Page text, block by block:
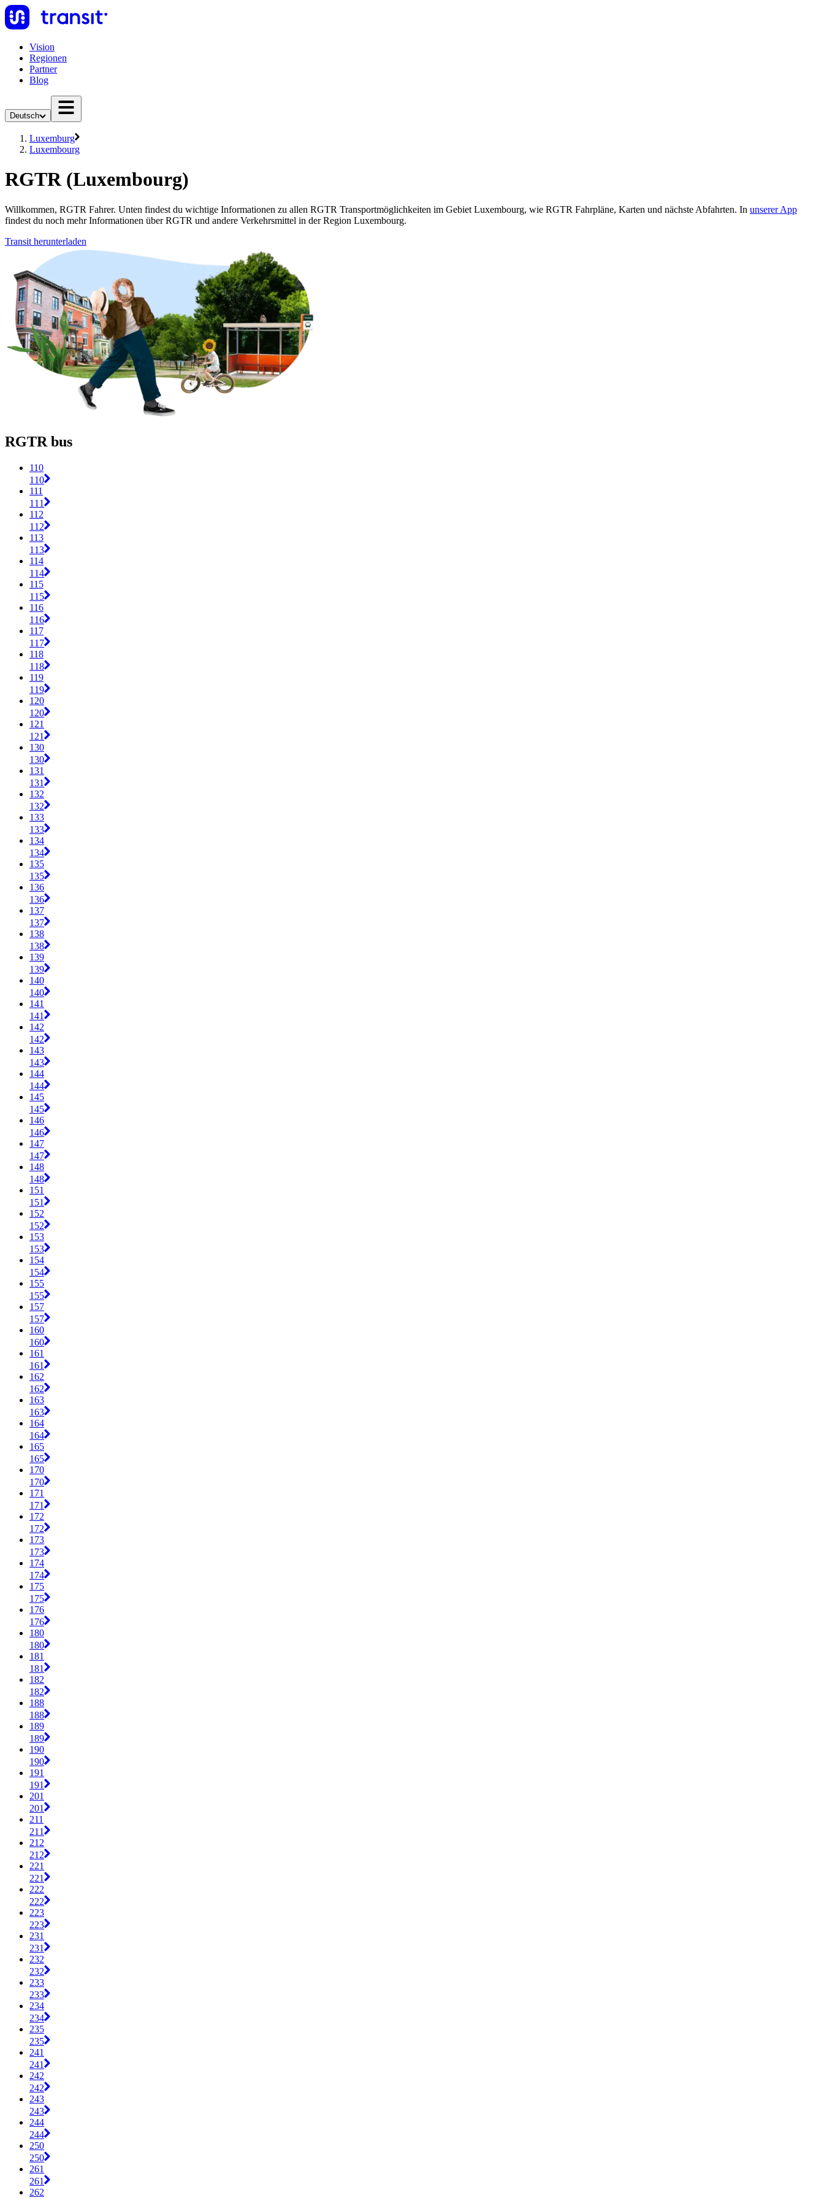
Vision
Regionen
Partner
Blog
Deutsch
Luxemburg
Luxembourg
RGTR (Luxembourg)
Willkommen, RGTR Fahrer. Unten findest du wichtige Informationen zu allen RGTR Transportmöglichkeiten im Gebiet Luxembourg, wie RGTR Fahrpläne, Karten und nächste Abfahrten. In unserer App
findest du noch mehr Informationen über RGTR und andere Verkehrsmittel in der Region Luxembourg.
Transit herunterladen
RGTR bus
110
110
111
111
112
112
113
113
114
114
115
115
116
116
117
117
118
118
119
119
120
120
121
121
130
130
131
131
132
132
133
133
134
134
135
135
136
136
137
137
138
138
139
139
140
140
141
141
142
142
143
143
144
144
145
145
146
146
147
147
148
148
151
151
152
152
153
153
154
154
155
155
157
157
160
160
161
161
162
162
163
163
164
164
165
165
170
170
171
171
172
172
173
173
174
174
175
175
176
176
180
180
181
181
182
182
188
188
189
189
190
190
191
191
201
201
211
211
212
212
221
221
222
222
223
223
231
231
232
232
233
233
234
234
235
235
241
241
242
242
243
243
244
244
250
250
261
261
262